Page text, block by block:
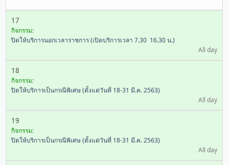
17
กิจกรรม:
ปิดให้บริการนอกเวลาราชการ (เปิดบริการเวลา 7.30  16.30 น.)
All day
18
กิจกรรม:
ปิดให้บริการเป็นกรณีพิเศษ (ตั้งแต่วันที่ 18-31 มี.ค. 2563)
All day
19
กิจกรรม:
ปิดให้บริการเป็นกรณีพิเศษ (ตั้งแต่วันที่ 18-31 มี.ค. 2563)
All day